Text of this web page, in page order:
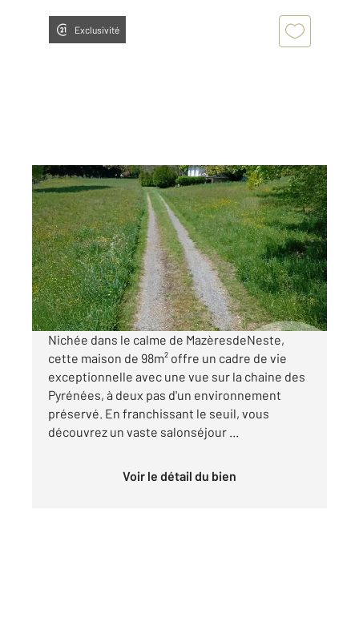
Exclusivité
MAZERES DE NESTE 65
98,12 m2, 3 pièces
Ref : 18096
Maison à vendre
150 000 €
Visiter le site dédié
Nichée dans le calme de MazèresdeNeste,
cette maison de 98m² offre un cadre de vie
exceptionnelle avec une vue sur la chaine des
Pyrénées, à deux pas d'un environnement
préservé. En franchissant le seuil, vous
découvrez un vaste salonséjour ...
Voir le détail du bien